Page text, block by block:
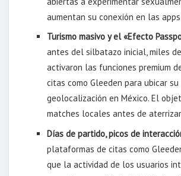
aumentan su conexión en las
Turismo masivo y el «Efecto
antes del silbatazo inicial, miles
activaron las funciones premium
citas como Gleeden para ubicar su
geolocalización en México. El
matches locales antes de
Días de partido, picos de
plataformas de citas como
que la actividad de los usuarios